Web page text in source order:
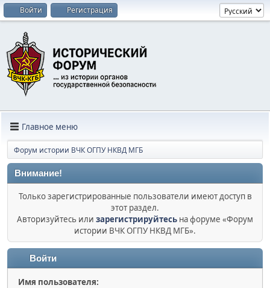
Войти Регистрация
Главное меню
Форум истории ВЧК ОГПУ НКВД МГБ
Внимание!
Только зарегистрированные пользователи имеют доступ в
этот раздел.
Авторизуйтесь или зарегистрируйтесь на форуме «Форум
истории ВЧК ОГПУ НКВД МГБ».
Войти
Имя пользователя: